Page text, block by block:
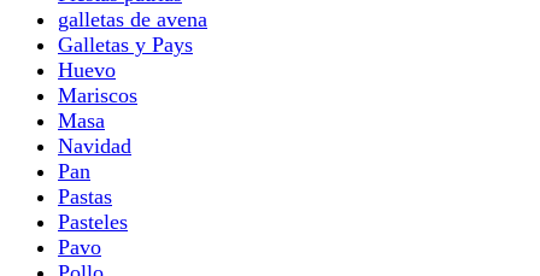
galletas de avena
Galletas y Pays
Huevo
Mariscos
Masa
Navidad
Pan
Pastas
Pasteles
Pavo